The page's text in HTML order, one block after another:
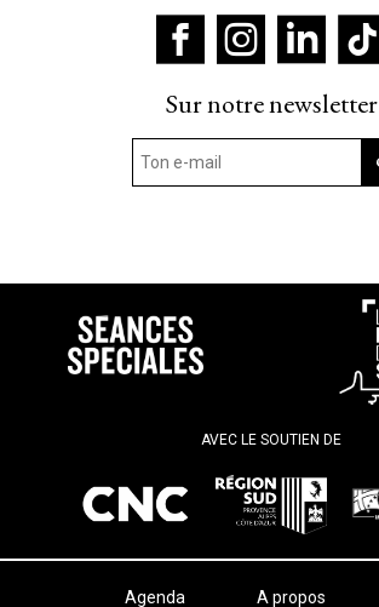
Sur notre newsletter
AVEC LE SOUTIEN DE
Agenda A propos